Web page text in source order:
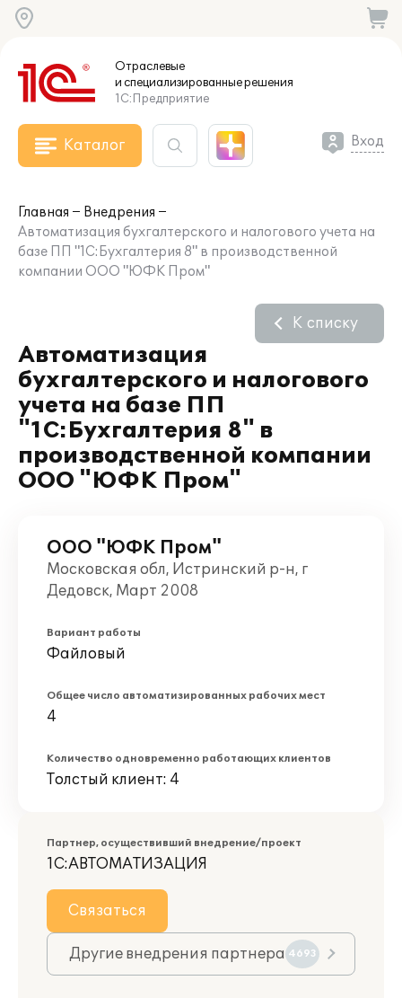
Отраслевые
и специализированныерешения
1С:Предприятие
Каталог Вход
Главная
Внедрения
Автоматизация бухгалтерского и налогового учета на
базе ПП "1С:Бухгалтерия 8" в производственной
компании ООО "ЮФК Пром"
Автоматизация
бухгалтерского и налогового
учета на базе ПП
"1С:Бухгалтерия 8" в
производственной компании
ООО "ЮФК Пром"
К списку
ООО "ЮФК Пром"
Московская обл, Истринский р-н, г
Дедовск, Март 2008
Вариант работы
Файловый
Общее число автоматизированных рабочих мест
4
Количество одновременно работающих клиентов
Толстый клиент: 4
Партнер, осуществивший внедрение/проект
1С:АВТОМАТИЗАЦИЯ
Связаться
Другие внедрения партнера 4693